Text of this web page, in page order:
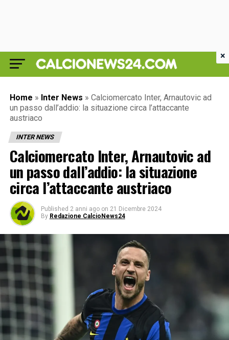
Home » Inter News » Calciomercato Inter, Arnautovic ad
un passo dall’addio: la situazione circa l’attaccante
austriaco
INTER NEWS
Calciomercato Inter, Arnautovic ad
un passo dall’addio: la situazione
circa l’attaccante austriaco
Published 2 anni ago on 21 Dicembre 2024
By Redazione CalcioNews24
×